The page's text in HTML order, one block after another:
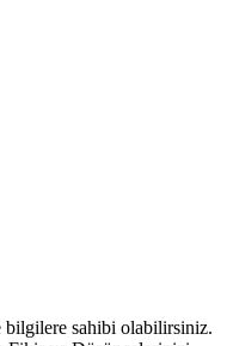
bilgilere sahibi olabilirsiniz.